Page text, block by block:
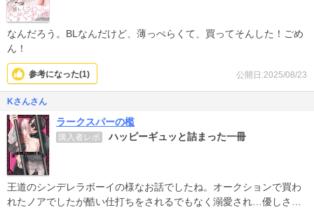
なんだろう。BLなんだけど、薄っぺらくて、買ってそんした！ごめ
ん！
公開日:2025/08/23
参考になった(1)
Kさんさん
ラークスパーの檻
購入者レポ ハッピーギュッと詰まった一冊
王道のシンデレラボーイの様なお話でしたね。オークションで買わ
れたノアでしたが酷い仕打ちをされるでもなく溺愛され…優しさの